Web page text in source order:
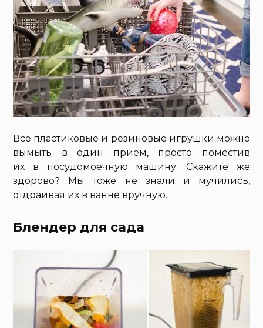
Все пластиковые и резиновые игрушки можно
вымыть в один прием, просто поместив
их в посудомоечную машину. Скажите же
здорово? Мы тоже не знали и мучились,
отдраивая их в ванне вручную.
Блендер для сада